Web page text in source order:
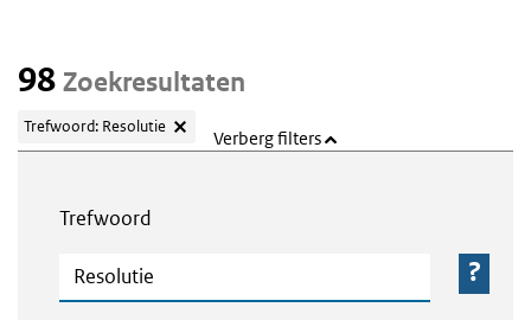
98 Zoekresultaten
Trefwoord: Resolutie
Verberg filters
Trefwoord
Trefwoord